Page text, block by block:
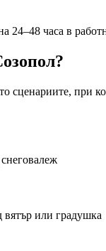
часа в
?
сценариите, при
или градушка